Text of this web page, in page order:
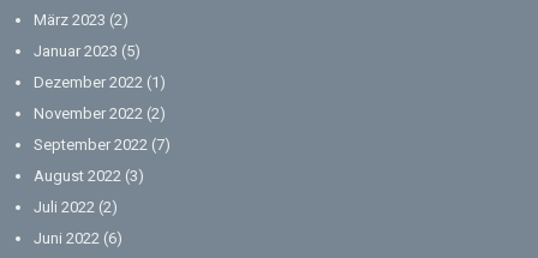
März 2023 (2)
Januar 2023 (5)
Dezember 2022 (1)
November 2022 (2)
September 2022 (7)
August 2022 (3)
Juli 2022 (2)
Juni 2022 (6)